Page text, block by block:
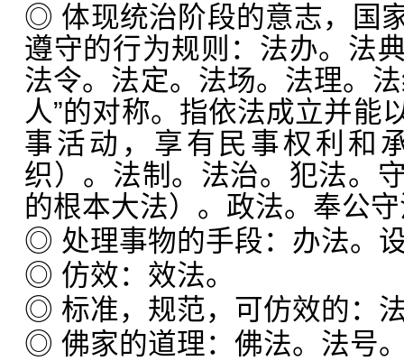
◎ 体现统治阶段的意志，国
遵守的行为规则：法办。法
法令。法定。法场。法理。
人”的对称。指依法成立并能
事活动，享有民事权利和
织）。法制。法治。犯法。
的根本大法）。政法。奉公
◎ 处理事物的手段：办法。
◎ 仿效：效法。
◎ 标准，规范，可仿效的：
◎ 佛家的道理：佛法。法号